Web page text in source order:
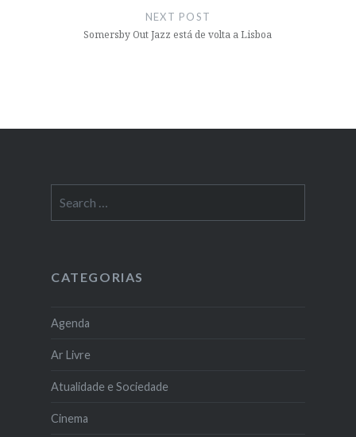
NEXT POST
Somersby Out Jazz está de volta a Lisboa
for:
CATEGORIAS
Agenda
Ar Livre
Atualidade e Sociedade
Cinema